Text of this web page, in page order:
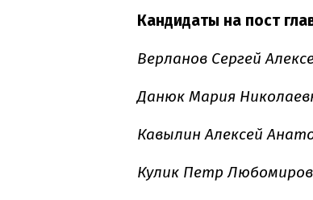
Кандидаты на пост
Верланов Сергей
Данюк Мария
Кавылин Алексей
Кулик Петр